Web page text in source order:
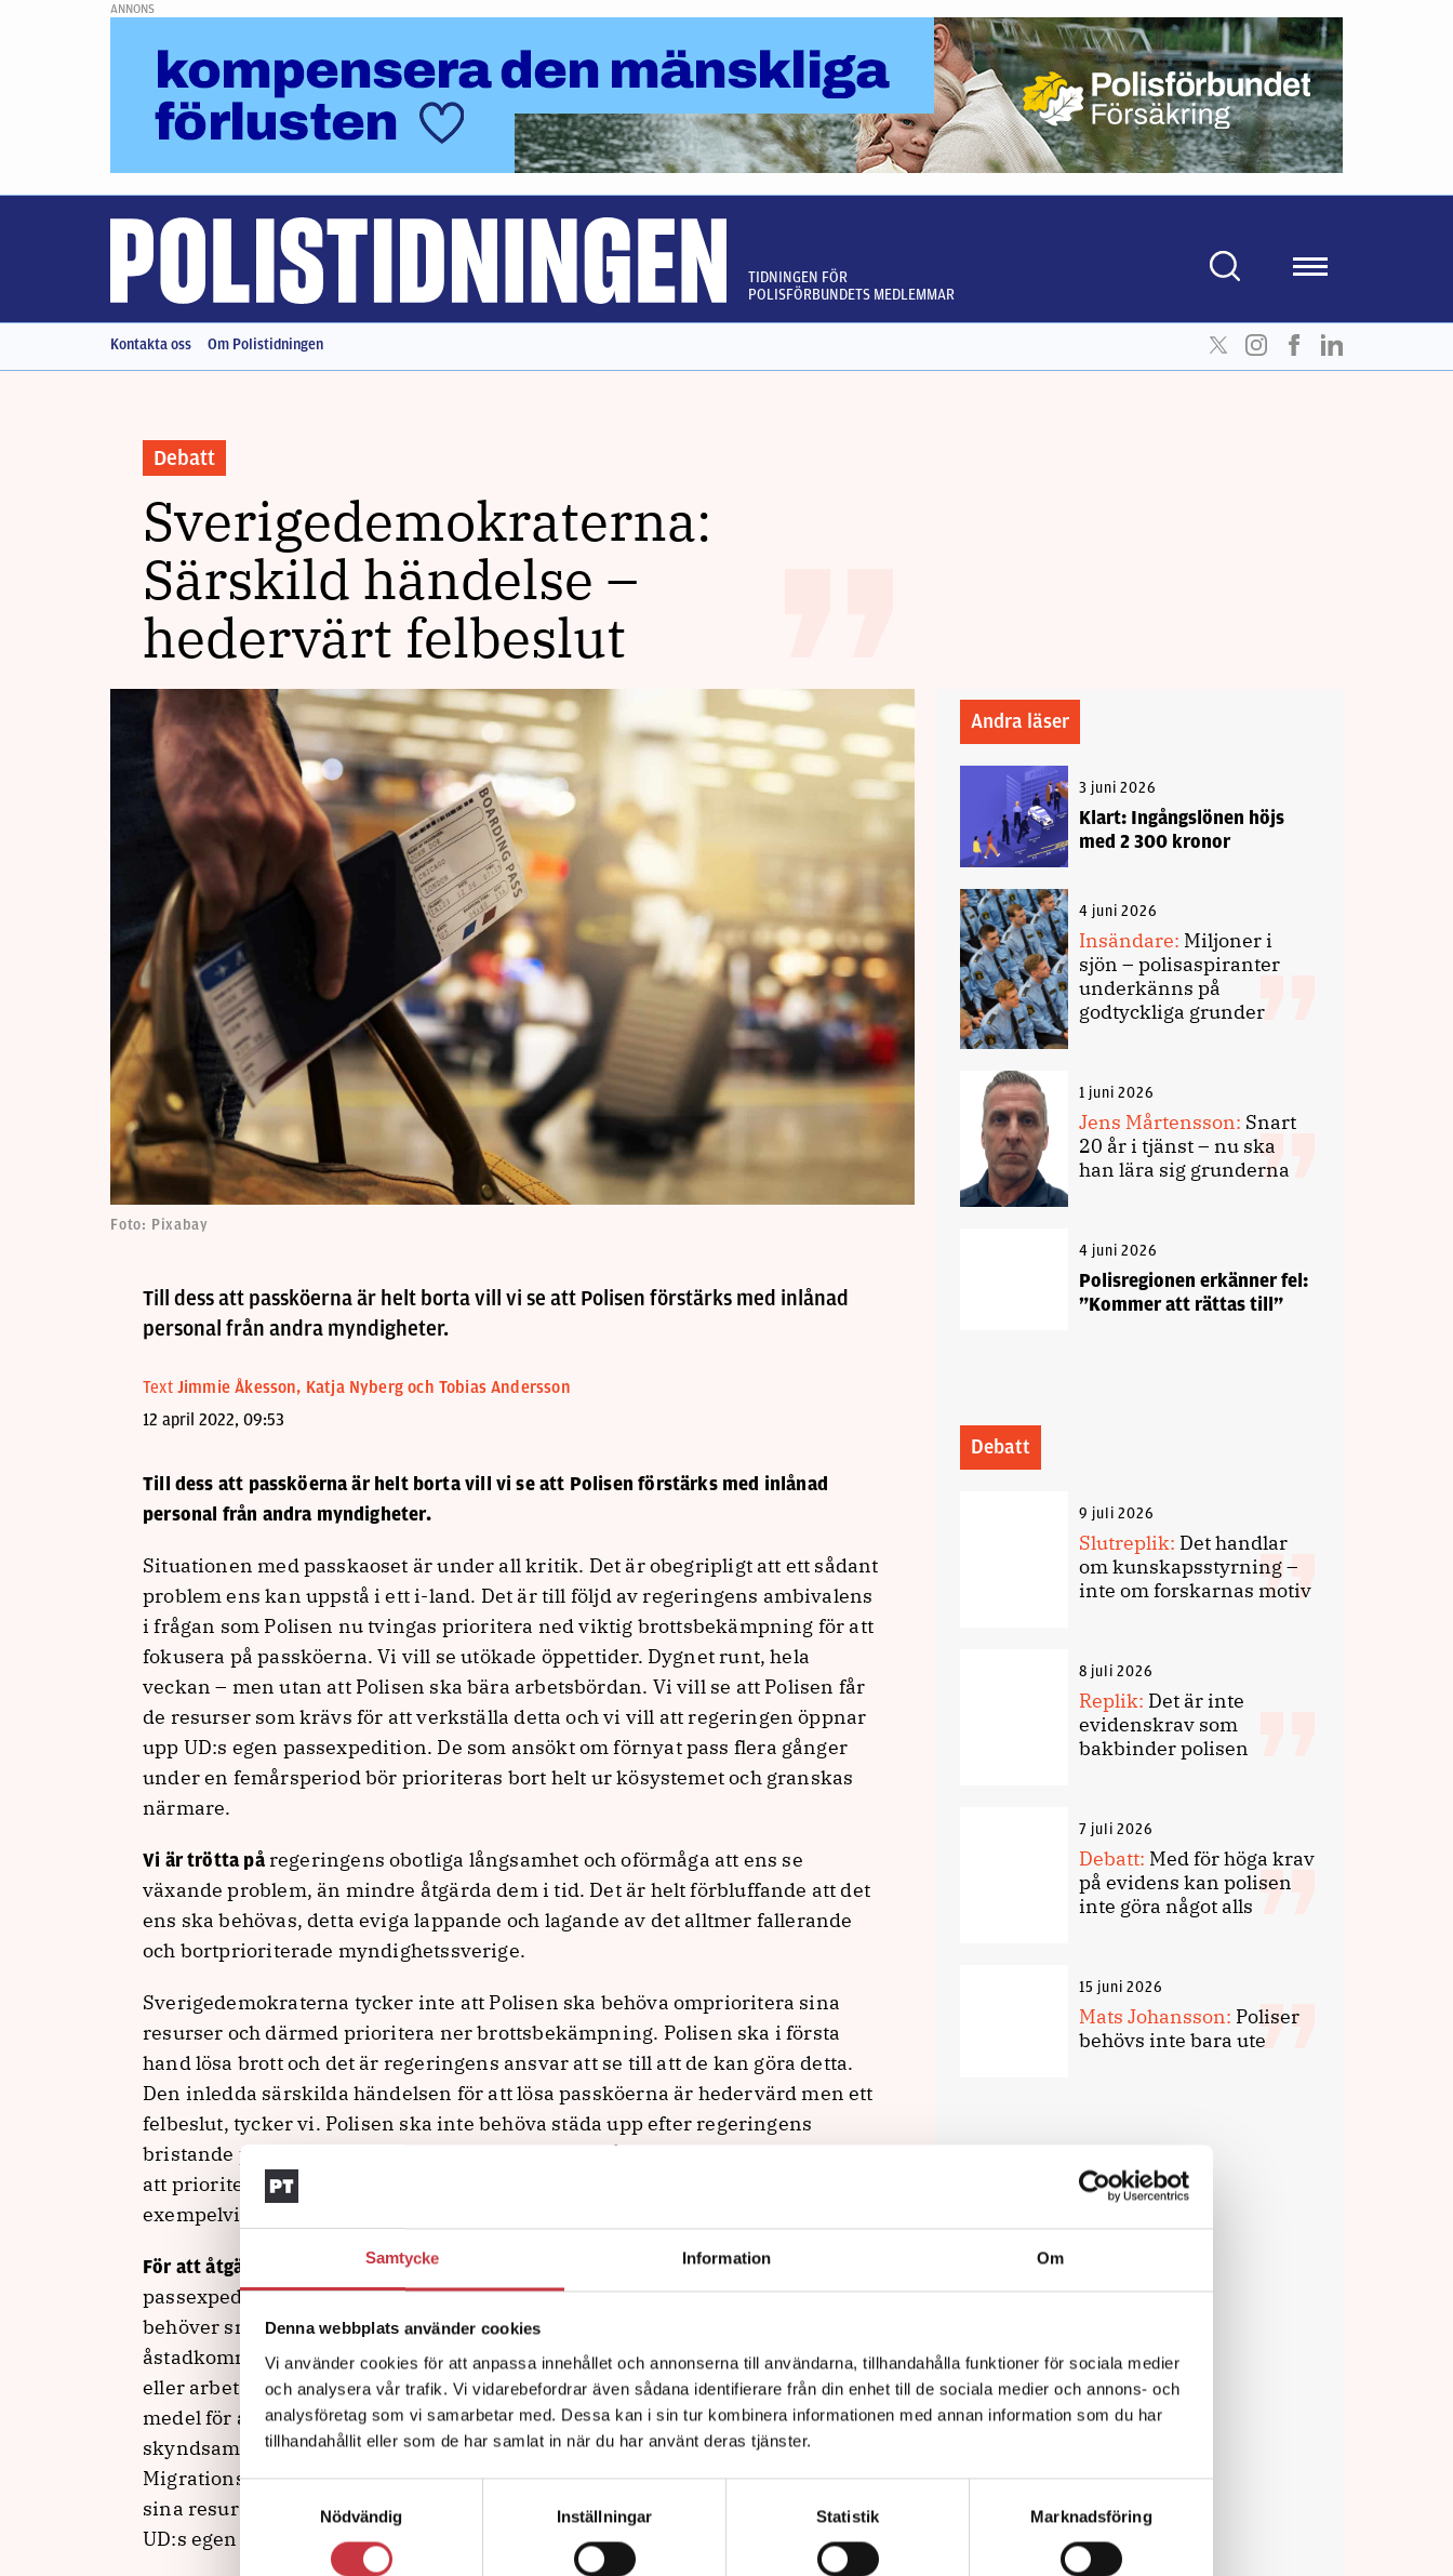
Samtycke Information Om
Denna webbplats använder cookies
Vi använder cookies för att anpassa innehållet och annonserna till användarna, tillhandahålla funktioner för sociala medier
och analysera vår trafik. Vi vidarebefordrar även sådana identifierare från din enhet till de sociala medier och annons- och
analysföretag som vi samarbetar med. Dessa kan i sin tur kombinera informationen med annan information som du har
tillhandahållit eller som de har samlat in när du har använt deras tjänster.
Samtyckesval
Nödvändig
Inställningar Statistik Marknadsföring
ANNONS
TIDNINGEN FÖR
POLISFÖRBUNDETS MEDLEMMAR
Kontakta oss Om Polistidningen
Debatt
Sverigedemokraterna:
Särskild händelse –
hedervärt felbeslut
Foto: Pixabay
Till dess att passköerna är helt borta vill vi se att Polisen förstärks med inlånad
personal från andra myndigheter.
Text Jimmie Åkesson, Katja Nyberg och Tobias Andersson
12 april 2022, 09:53
Till dess att passköerna är helt borta vill vi se att Polisen förstärks med inlånad
personal från andra myndigheter.
Situationen med passkaoset är under all kritik. Det är obegripligt att ett sådant
problem ens kan uppstå i ett i-land. Det är till följd av regeringens ambivalens
i frågan som Polisen nu tvingas prioritera ned viktig brottsbekämpning för att
fokusera på passköerna. Vi vill se utökade öppettider. Dygnet runt, hela
veckan – men utan att Polisen ska bära arbetsbördan. Vi vill se att Polisen får
de resurser som krävs för att verkställa detta och vi vill att regeringen öppnar
upp UD:s egen passexpedition. De som ansökt om förnyat pass flera gånger
under en femårsperiod bör prioriteras bort helt ur kösystemet och granskas
närmare.
Vi är trötta påregeringens obotliga långsamhet och oförmåga att ens se
växande problem, än mindre åtgärda dem i tid. Det är helt förbluffande att det
ens ska behövas, detta eviga lappande och lagande av det alltmer fallerande
och bortprioriterade myndighetssverige.
Sverigedemokraterna tycker inte att Polisen ska behöva omprioritera sina
resurser och därmed prioritera ner brottsbekämpning. Polisen ska i första
hand lösa brott och det är regeringens ansvar att se till att de kan göra detta.
Den inledda särskilda händelsen för att lösa passköerna är hedervärd men ett
felbeslut, tycker vi. Polisen ska inte behöva städa upp efter regeringens
bristande planering och resursallokering. I den mån Polisen saknar personal
att prioritera passköerna bör de få personalresurser från andra myndigheter,
exempelvis Migrationsverket eller UD.
För att åtgärda problemetmed passköerna så föreslår vi att Polisens
passexpeditioner omgående öppnas för dygnetruntbetjäning. Regeringen
behöver snarast uppdra åt myndigheten att vidta de åtgärder som krävs för att
åstadkomma detta, utan att det sker på bekostnad av Polisens kärnuppdrag
eller arbetsbörda. Regeringen behöver i sin kommande ändringsbudget anslå
medel för att Polisen ska mäkta med ett sådant åtagande. De behöver
skyndsamt se över möjligheten att låna in personal från exempelvis
Migrationsverket för att klara den extra bemanningen. Regeringen bör ställa
sina resurser till allmänhetens förfogande genom att förstärka och öppna upp
UD:s egen passexpedition för allmänheten så att de kan avlasta Polisen.
Andra läser
3 juni 2026
Klart: Ingångslönen höjs
med 2 300 kronor
4 juni 2026
Insändare: Miljoner i
sjön – polisaspiranter
underkänns på
godtyckliga grunder
1 juni 2026
Jens Mårtensson: Snart
20 år i tjänst – nu ska
han lära sig grunderna
4 juni 2026
Polisregionen erkänner fel:
”Kommer att rättas till”
Debatt
9 juli 2026
Slutreplik: Det handlar
om kunskapsstyrning –
inte om forskarnas motiv
8 juli 2026
Replik: Det är inte
evidenskrav som
bakbinder polisen
7 juli 2026
Debatt: Med för höga krav
på evidens kan polisen
inte göra något alls
15 juni 2026
Mats Johansson: Poliser
behövs inte bara ute